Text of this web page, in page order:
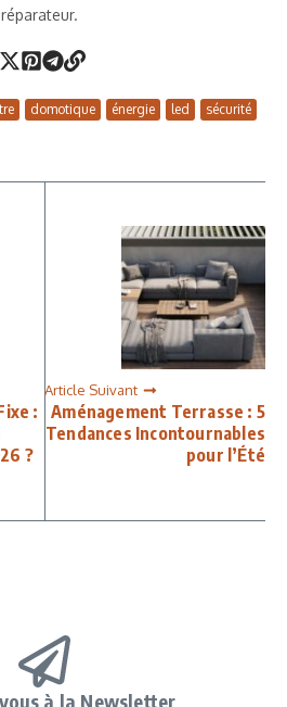
domotique énergie led sécurité
:
?
Article Suivant
Aménagement Terrasse : 5
Tendances Incontournables
pour l’Été
à la Newsletter